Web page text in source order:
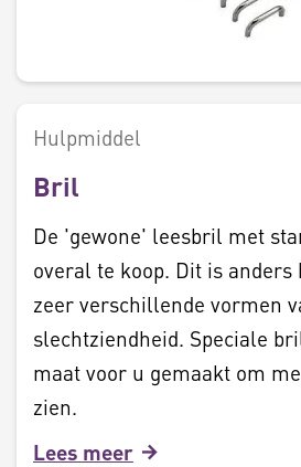
Hulpmiddel
Bril
De 'gewone' leesbril met
overal te koop. Dit is
zeer verschillende vormen
slechtziendheid. Speciale
maat voor u gemaakt om
zien.
Lees meer